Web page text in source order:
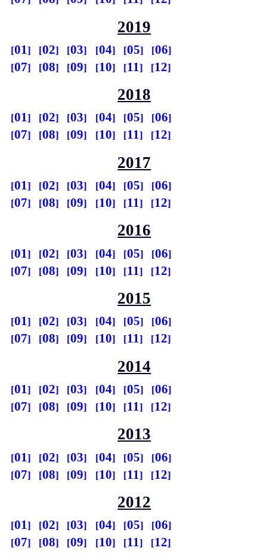
2019
01 02 03 04 05
06
07
08 09 10 11 12
2018
01 02 03 04 05
06
07
08 09 10 11 12
2017
01 02 03 04 05
06
07
08 09 10 11 12
2016
01 02 03 04 05
06
07
08 09 10 11 12
2015
01 02 03 04 05
06
07
08 09 10 11 12
2014
01 02 03 04 05
06
07
08 09 10 11 12
2013
01 02 03 04 05
06
07
08 09 10 11 12
2012
01 02 03 04 05
06
07
08 09 10 11 12